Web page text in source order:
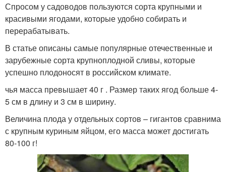
Спросом у садоводов пользуются сорта крупными и
красивыми ягодами, которые удобно собирать и
перерабатывать.
В статье описаны самые популярные отечественные и
зарубежные сорта крупноплодной сливы, которые
успешно плодоносят в российском климате.
чья масса превышает 40 г . Размер таких ягод больше 4-
5 см в длину и 3 см в ширину.
Величина плода у отдельных сортов – гигантов сравнима
с крупным куриным яйцом, его масса может достигать
80-100 г!